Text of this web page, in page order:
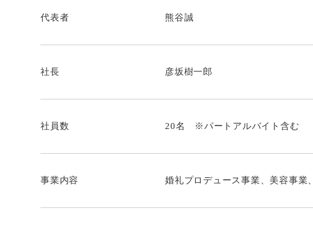
代表者 熊谷誠
社長 彦坂樹一郎
社員数 20名 ※パートアルバイト含む
事業内容 婚礼プロデュース事業、美容事